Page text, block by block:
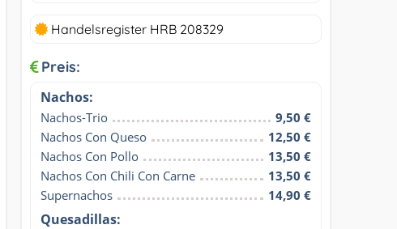
Handelsregister HRB 208329
Preis:
Nachos:
Nachos-Trio
9,50 €
Nachos Con Queso
12,50 €
Nachos Con Pollo
13,50 €
Nachos Con Chili Con Carne
13,50 €
Supernachos
14,90 €
Quesadillas: